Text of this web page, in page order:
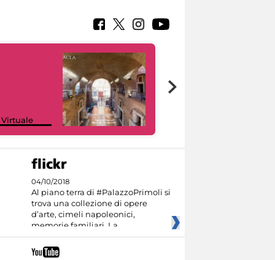
Virtuale
04/10/2018
Al piano terra di #PalazzoPrimoli si
trova una collezione di opere
d’arte, cimeli napoleonici,
memorie familiari. La